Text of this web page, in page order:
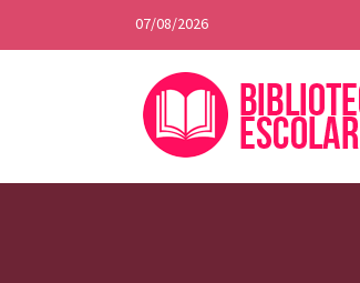
07/08/2026